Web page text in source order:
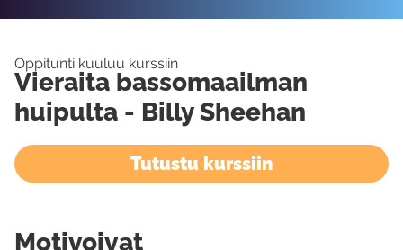
Oppitunti kuuluu kurssiin
Vieraita bassomaailman
huipulta - Billy Sheehan
Tutustu kurssiin
Motivoivat